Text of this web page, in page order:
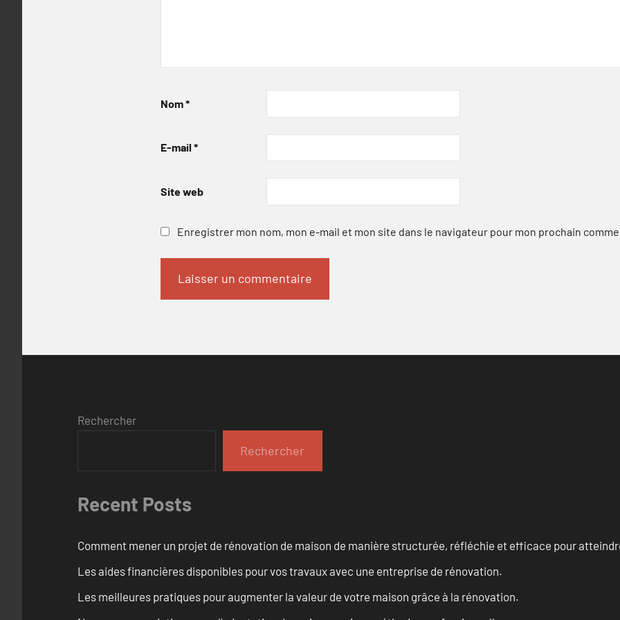
Nom*
E-mail *
Site web
Enregistrer mon nom, mon e-mail et mon site dans le navigateur pour mon prochain
Rechercher
Rechercher
Recent Posts
Comment mener un projet de rénovation de maison de manière structurée, réfléchie et efficace pour
Les aides financières disponibles pour vos travaux avec une entreprise de rénovation.
Les meilleures pratiques pour augmenter la valeur de votre maison grâce à la rénovation.